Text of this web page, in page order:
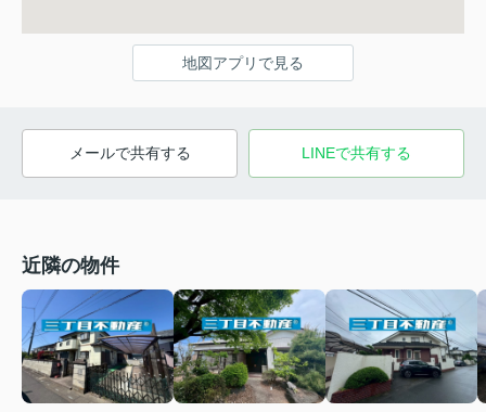
地図アプリで見る
メールで共有する LINEで共有する
近隣の物件